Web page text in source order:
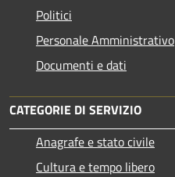
Politici
Personale Amministrativo
Documenti e dati
CATEGORIE DI SERVIZIO
Anagrafe e stato civile
Cultura e tempo libero